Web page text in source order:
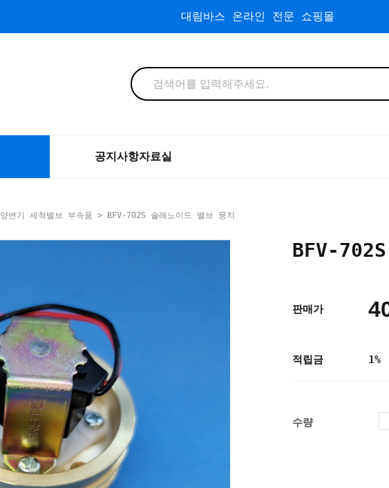
대림바스 온라인 전문 쇼핑몰
공지사항자료실
양변기 세척밸브 부속품 > BFV-702S 솔레노이드 밸브 뭉치
BFV-
판매가
적립금 1%
수량